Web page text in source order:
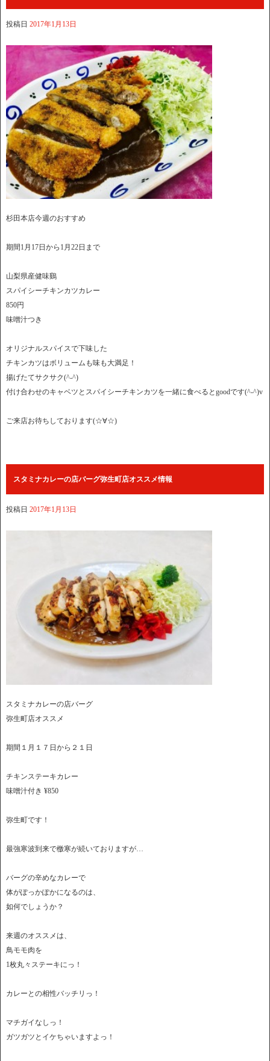
投稿日 2017年1月13日
杉田本店今週のおすすめ
期間1月17日から1月22日まで
山梨県産健味鷄
スパイシーチキンカツカレー
850円
味噌汁つき
オリジナルスパイスで下味した
チキンカツはボリュームも味も大満足！
揚げたてサクサク(^-^)
付け合わせのキャベツとスパイシーチキンカツを一緒に食べるとgoodです(^-^)v
ご来店お待ちしております(☆∀☆)
スタミナカレーの店バーグ弥生町店オススメ情報
投稿日 2017年1月13日
スタミナカレーの店バーグ
弥生町店オススメ
期間１月１７日から２１日
チキンステーキカレー
味噌汁付き ¥850
弥生町です！
最強寒波到来で檄寒が続いておりますが…
バーグの辛めなカレーで
体がぽっかぽかになるのは、
如何でしょうか？
来週のオススメは、
鳥モモ肉を
1枚丸々ステーキにっ！
カレーとの相性バッチリっ！
マチガイなしっ！
ガツガツとイケちゃいますよっ！